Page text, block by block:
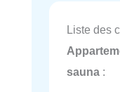
Liste des
sauna :